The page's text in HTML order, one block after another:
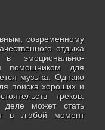
современному
отдыха
эмоционально-
помощником для
музыка. Однако
поиска хороших и
треков.
может стать
в любой момент